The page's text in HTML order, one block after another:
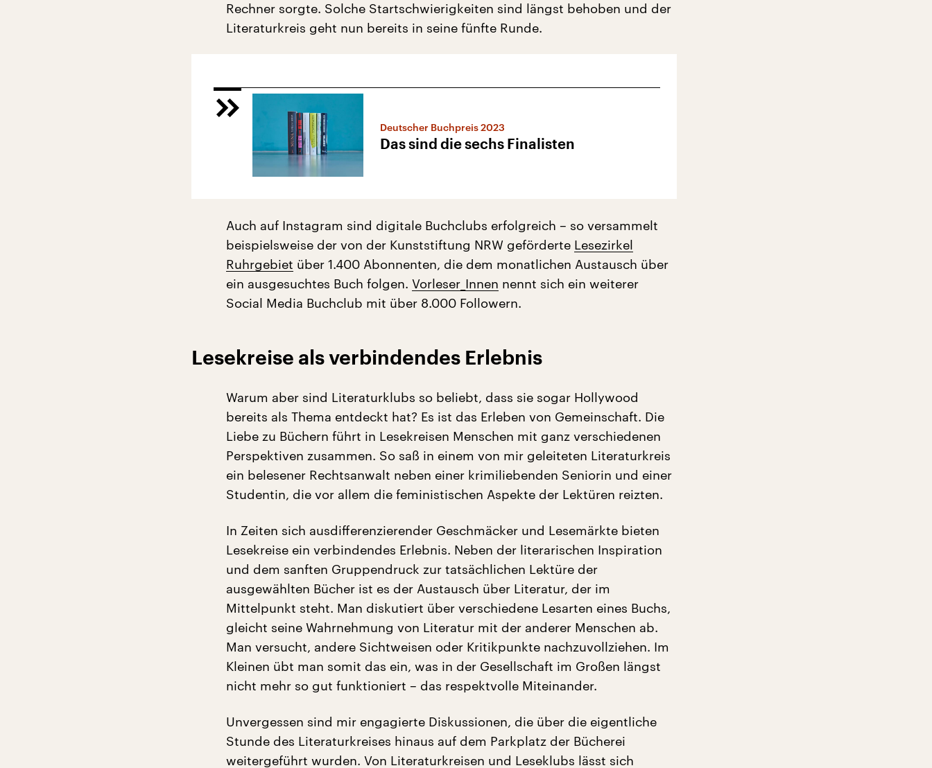
Rechner sorgte. Solche Startschwierigkeiten sind längst behoben und der
Literaturkreis geht nun bereits in seine fünfte Runde.
Deutscher Buchpreis 2023
Das sind die sechs Finalisten
Auch auf Instagram sind digitale Buchclubs erfolgreich – so versammelt
beispielsweise der von der Kunststiftung NRW geförderte Lesezirkel
Ruhrgebiet über 1.400 Abonnenten, die dem monatlichen Austausch über
ein ausgesuchtes Buch folgen. Vorleser_Innen nennt sich ein weiterer
Social Media Buchclub mit über 8.000 Followern.
Lesekreise als verbindendes Erlebnis
Warum aber sind Literaturklubs so beliebt, dass sie sogar Hollywood
bereits als Thema entdeckt hat? Es ist das Erleben von Gemeinschaft. Die
Liebe zu Büchern führt in Lesekreisen Menschen mit ganz verschiedenen
Perspektiven zusammen. So saß in einem von mir geleiteten Literaturkreis
ein belesener Rechtsanwalt neben einer krimiliebenden Seniorin und einer
Studentin, die vor allem die feministischen Aspekte der Lektüren reizten.
In Zeiten sich ausdifferenzierender Geschmäcker und Lesemärkte bieten
Lesekreise ein verbindendes Erlebnis. Neben der literarischen Inspiration
und dem sanften Gruppendruck zur tatsächlichen Lektüre der
ausgewählten Bücher ist es der Austausch über Literatur, der im
Mittelpunkt steht. Man diskutiert über verschiedene Lesarten eines Buchs,
gleicht seine Wahrnehmung von Literatur mit der anderer Menschen ab.
Man versucht, andere Sichtweisen oder Kritikpunkte nachzuvollziehen. Im
Kleinen übt man somit das ein, was in der Gesellschaft im Großen längst
nicht mehr so gut funktioniert – das respektvolle Miteinander.
Unvergessen sind mir engagierte Diskussionen, die über die eigentliche
Stunde des Literaturkreises hinaus auf dem Parkplatz der Bücherei
weitergeführt wurden. Von Literaturkreisen und Leseklubs lässt sich